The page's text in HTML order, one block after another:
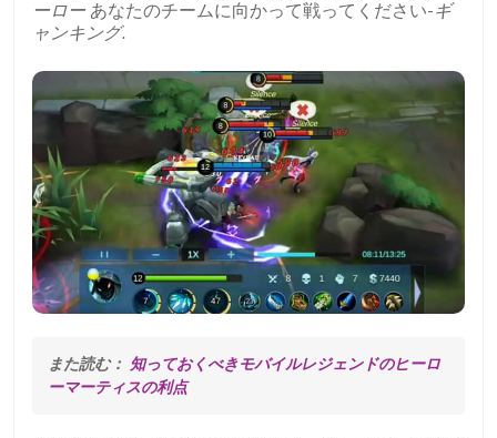
ーローあなたのチームに向かって戦ってください-ギ
ャンキング.
また読む： 知っておくべきモバイルレジェンドのヒーロ
ーマーティスの利点